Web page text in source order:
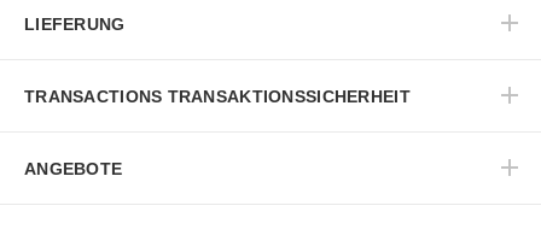
LIEFERUNG
TRANSACTIONS TRANSAKTIONSSICHERHEIT
ANGEBOTE